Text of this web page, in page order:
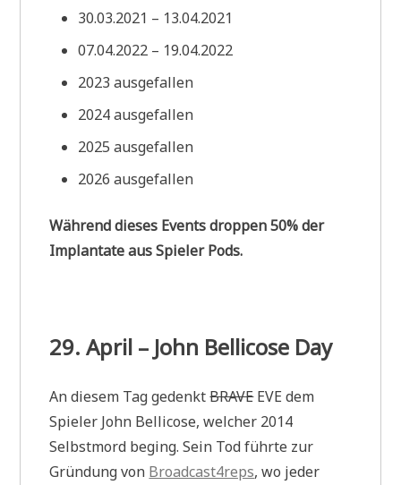
30.03.2021 – 13.04.2021
07.04.2022 – 19.04.2022
2023 ausgefallen
2024 ausgefallen
2025 ausgefallen
2026 ausgefallen
Während dieses Events droppen 50% der
Implantate aus Spieler Pods.
29. April – John Bellicose Day
An diesem Tag gedenktBRAVEEVE dem
Spieler John Bellicose, welcher 2014
Selbstmord beging. Sein Tod führte zur
Gründung von Broadcast4reps, wo jeder